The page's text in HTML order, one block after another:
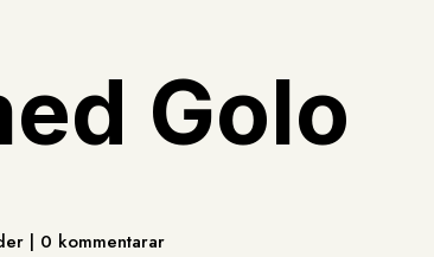
Golo
| 0 kommentarar